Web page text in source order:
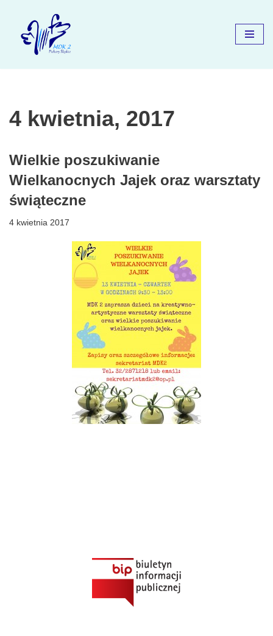
Przejdź
4 kwietnia, 2017
Wielkie poszukiwanie
Wielkanocnych Jajek oraz warsztaty
świąteczne
4 kwietnia 2017